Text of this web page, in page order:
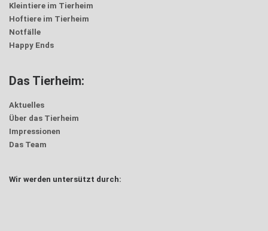
Kleintiere im Tierheim
Hoftiere im Tierheim
Notfälle
Happy Ends
Das Tierheim:
Aktuelles
Über das Tierheim
Impressionen
Das Team
Wir werden untersützt durch: